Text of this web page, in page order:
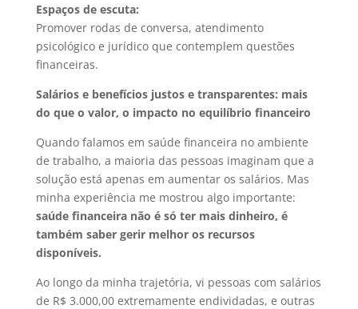
Espaços de escuta:
Promover rodas de conversa, atendimento
psicológico e jurídico que contemplem questões
financeiras.
Salários e benefícios justos e transparentes: mais
do que o valor, o impacto no equilíbrio financeiro
Quando falamos em saúde financeira no ambiente
de trabalho, a maioria das pessoas imaginam que a
solução está apenas em aumentar os salários. Mas
minha experiência me mostrou algo importante:
saúde financeira não é só ter mais dinheiro, é
também saber gerir melhor os recursos
disponíveis.
Ao longo da minha trajetória, vi pessoas com salários
de R$ 3.000,00 extremamente endividadas, e outras